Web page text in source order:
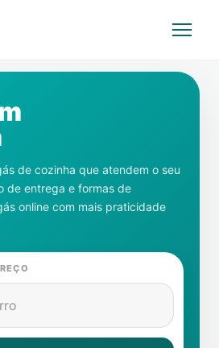
de cozinha que atendem o seu
de entrega e formas de
online com mais praticidade